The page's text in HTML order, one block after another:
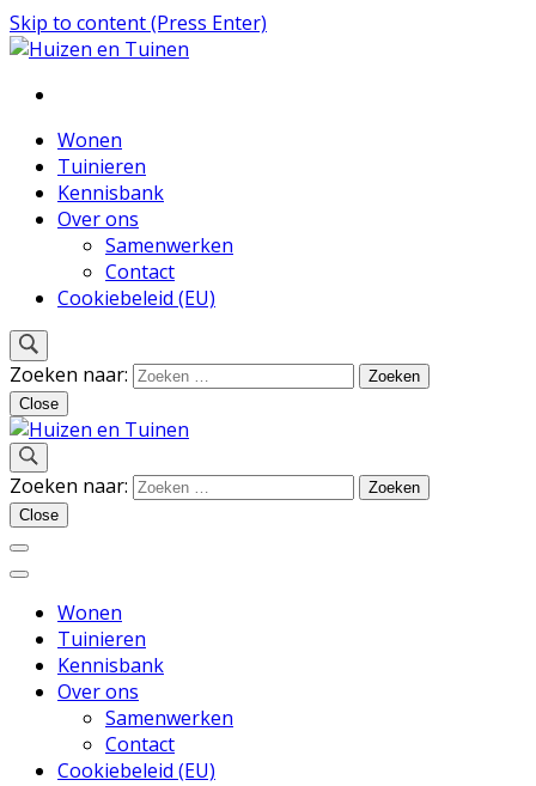
Skip to content (Press Enter)
Huizen en Tuinen
Inspiratie voor wonen en tuinieren
Wonen
Tuinieren
Kennisbank
Over ons
Samenwerken
Contact
Cookiebeleid (EU)
Zoeken naar:
Close
Huizen en Tuinen
Inspiratie voor wonen en tuinieren
Zoeken naar:
Close
Wonen
Tuinieren
Kennisbank
Over ons
Samenwerken
Contact
Cookiebeleid (EU)